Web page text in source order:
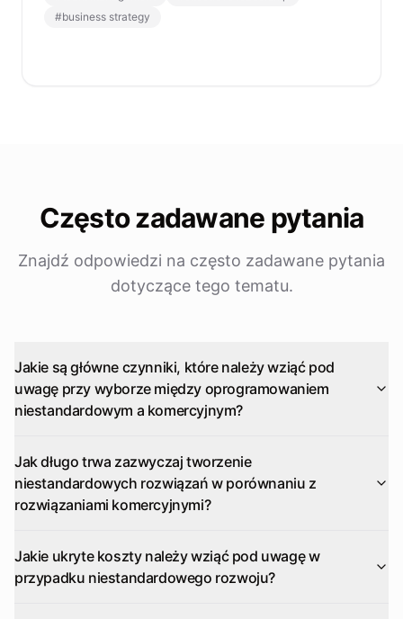
#business strategy
Często zadawane pytania
Znajdź odpowiedzi na często zadawane pytania
dotyczące tego tematu.
Jakie są główne czynniki, które należy wziąć pod
uwagę przy wyborze między oprogramowaniem
niestandardowym a komercyjnym?
Jak długo trwa zazwyczaj tworzenie
niestandardowych rozwiązań w porównaniu z
rozwiązaniami komercyjnymi?
Jakie ukryte koszty należy wziąć pod uwagę w
przypadku niestandardowego rozwoju?